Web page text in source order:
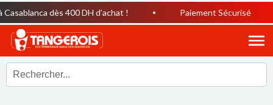
dès 400 DH d’achat ! Paiement Sécurisé